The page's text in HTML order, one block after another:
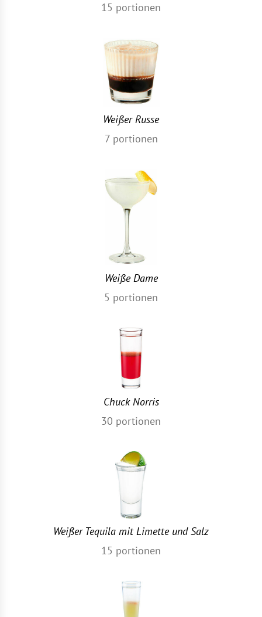
15 portionen
Weißer Russe
7portionen
Weiße Dame
5 portionen
Chuck Norris
30 portionen
Weißer Tequila mit Limette und Salz
15 portionen